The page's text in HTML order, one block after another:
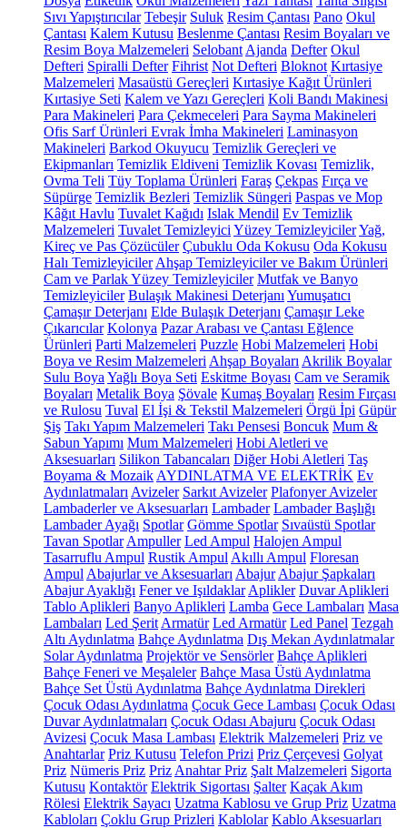
Sıvı Yapıştırıcılar Tebeşir Suluk Resim Çantası Pano Okul
Çantası Kalem Kutusu Beslenme Çantası Resim Boyaları ve
Resim Boya Malzemeleri Selobant Ajanda Defter Okul
Defteri Spiralli Defter Fihrist Not Defteri Bloknot Kırtasiye
Malzemeleri Masaüstü Gereçleri Kırtasiye Kağıt Ürünleri
Kırtasiye Seti Kalem ve Yazı Gereçleri Koli Bandı Makinesi
Para Makineleri Para Çekmeceleri Para Sayma Makineleri
Ofis Sarf Ürünleri Evrak İmha Makineleri Laminasyon
Makineleri Barkod Okuyucu Temizlik Gereçleri ve
Ekipmanları Temizlik Eldiveni Temizlik Kovası Temizlik,
Ovma Teli Tüy Toplama Ürünleri Faraş Çekpas Fırça ve
Süpürge Temizlik Bezleri Temizlik Süngeri Paspas ve Mop
Kâğıt Havlu Tuvalet Kağıdı Islak Mendil Ev Temizlik
Malzemeleri Tuvalet Temizleyici Yüzey TemizleyicilerYağ,
Kireç ve Pas Çözücüler Çubuklu Oda Kokusu Oda Kokusu
Halı Temizleyiciler Ahşap Temizleyiciler ve Bakım Ürünleri
Cam ve Parlak Yüzey Temizleyiciler Mutfak ve Banyo
Temizleyiciler Bulaşık Makinesi Deterjanı Yumuşatıcı
Çamaşır Deterjanı Elde Bulaşık Deterjanı Çamaşır Leke
Çıkarıcılar Kolonya Pazar Arabası ve Çantası Eğlence
Ürünleri Parti Malzemeleri Puzzle Hobi Malzemeleri Hobi
Boya ve Resim Malzemeleri Ahşap Boyaları Akrilik Boyalar
Sulu Boya Yağlı Boya Seti Eskitme Boyası Cam ve Seramik
Boyaları Metalik Boya Şövale Kumaş Boyaları Resim Fırçası
ve Rulosu Tuval El İşi & Tekstil Malzemeleri Örgü İpi Güpür
Şiş Takı Yapım Malzemeleri Takı Pensesi Boncuk Mum &
Sabun Yapımı Mum Malzemeleri Hobi Aletleri ve
Aksesuarları Silikon Tabancaları Diğer Hobi Aletleri Taş
Boyama & Mozaik AYDINLATMA VE ELEKTRİK Ev
Aydınlatmaları Avizeler Sarkıt Avizeler Plafonyer Avizeler
Lambaderler ve Aksesuarları Lambader Lambader Başlığı
Lambader Ayağı Spotlar Gömme Spotlar Sıvaüstü Spotlar
Tavan Spotlar Ampuller Led Ampul Halojen Ampul
Tasarruflu Ampul Rustik Ampul Akıllı Ampul Floresan
Ampul Abajurlar ve Aksesuarları Abajur Abajur Şapkaları
Abajur Ayaklığı Fener ve Işıldaklar Aplikler Duvar Aplikleri
Tablo Aplikleri Banyo Aplikleri Lamba Gece Lambaları Masa
Lambaları Led Şerit Armatür Led Armatür Led Panel Tezgah
Altı Aydınlatma Bahçe Aydınlatma Dış Mekan Aydınlatmalar
Solar Aydınlatma Projektör ve Sensörler Bahçe Aplikleri
Bahçe Feneri ve Meşaleler Bahçe Masa Üstü Aydınlatma
Bahçe Set Üstü Aydınlatma Bahçe Aydınlatma Direkleri
Çocuk Odası Aydınlatma Çocuk Gece Lambası Çocuk Odası
Duvar Aydınlatmaları Çocuk Odası Abajuru Çocuk Odası
Avizesi Çocuk Masa Lambası Elektrik Malzemeleri Priz ve
Anahtarlar Priz Kutusu Telefon Prizi Priz Çerçevesi Golyat
Priz Nümeris Priz Priz Anahtar Priz Şalt Malzemeleri Sigorta
Kutusu Kontaktör Elektrik Sigortası Şalter Kaçak Akım
Rölesi Elektrik Sayacı Uzatma Kablosu ve Grup Priz Uzatma
Kabloları Çoklu Grup Prizleri Kablolar Kablo Aksesuarları